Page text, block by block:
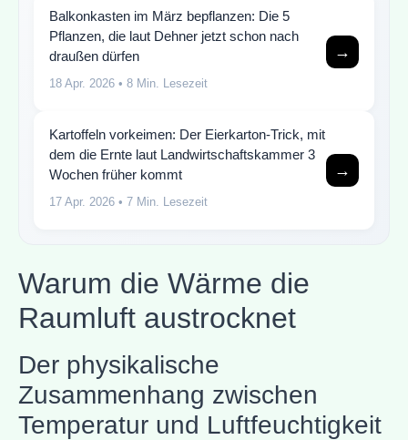
Balkonkasten im März bepflanzen: Die 5
Pflanzen, die laut Dehner jetzt schon nach
draußen dürfen
18 Apr. 2026 • 8 Min. Lesezeit
→
Kartoffeln vorkeimen: Der Eierkarton-Trick, mit
dem die Ernte laut Landwirtschaftskammer 3
Wochen früher kommt
17 Apr. 2026 • 7 Min. Lesezeit
→
Warum die Wärme die
Raumluft austrocknet
Der physikalische
Zusammenhang zwischen
Temperatur und Luftfeuchtigkeit